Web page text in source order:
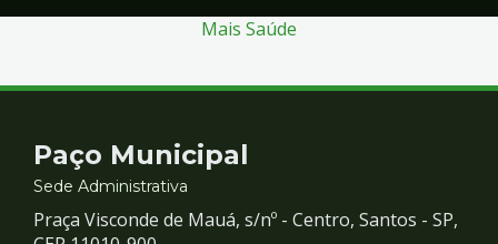
Mais Saúde
Contato
e
Paço Municipal
Sede Administrativa
Praça Visconde de Mauá, s/nº - Centro, Santos - SP,